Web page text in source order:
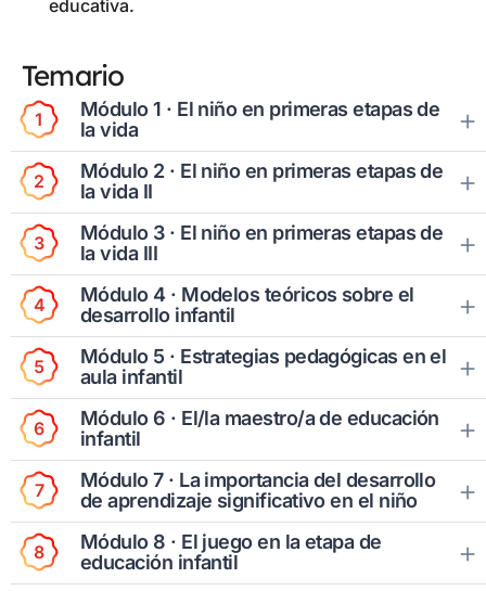
educativa.
Temario
1
Módulo 1 · El niño en primeras etapas de
la vida
2
Módulo 2 · El niño en primeras etapas de
la vida II
3
Módulo 3 · El niño en primeras etapas de
la vida III
4
Módulo 4 · Modelos teóricos sobre el
desarrollo infantil
5
Módulo 5 · Estrategias pedagógicas en el
aula infantil
6
Módulo 6 · El/la maestro/a de educación
infantil
7
Módulo 7 · La importancia del desarrollo
de aprendizaje significativo en el niño
8
Módulo 8 · El juego en la etapa de
educación infantil